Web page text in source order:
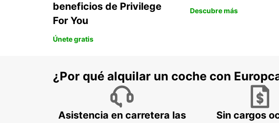
beneficios de Privilege
For You
Únete gratis
Descubre más
¿Por qué alquilar un coche con
Asistencia en carretera las
Sin cargos